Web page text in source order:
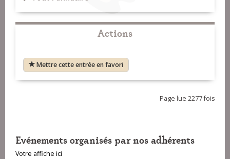
Actions
Mettre cette entrée en favori
Page lue 2277 fois
Evénements organisés par nos adhérents
Votre affiche ici